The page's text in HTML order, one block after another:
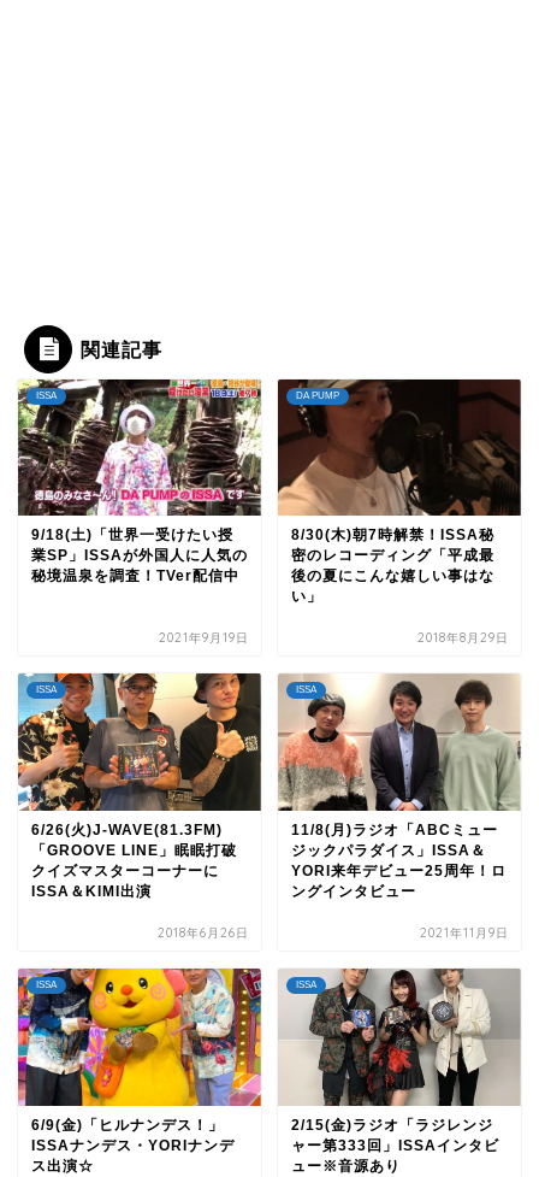
関連記事
ISSA
9/18(土)「世界一受けたい授
業SP」ISSAが外国人に人気の
秘境温泉を調査！TVer配信中
2021年9月19日
DA PUMP
8/30(木)朝7時解禁！ISSA秘
密のレコーディング「平成最
後の夏にこんな嬉しい事はな
い」
2018年8月29日
ISSA
6/26(火)J-WAVE(81.3FM)
「GROOVE LINE」眠眠打破
クイズマスターコーナーに
ISSA＆KIMI出演
2018年6月26日
ISSA
11/8(月)ラジオ「ABCミュー
ジックパラダイス」ISSA＆
YORI来年デビュー25周年！ロ
ングインタビュー
2021年11月9日
ISSA
6/9(金)「ヒルナンデス！」
ISSAナンデス・YORIナンデ
ス出演☆
ISSA
2/15(金)ラジオ「ラジレンジ
ャー第333回」ISSAインタビ
ュー※音源あり